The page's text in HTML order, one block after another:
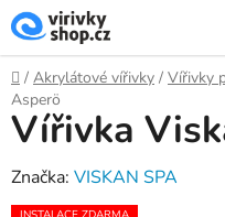
Přejít
na
obsah
Domů
/ Akrylátové vířivky / Vířivky
Asperö
Vířivka
Značka: VISKAN SPA